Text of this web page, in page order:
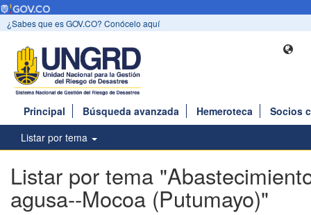
¿Sabes que es GOV.CO? Conócelo aquí
Principal Búsqueda avanzada Hemeroteca
Socios
Listar por tema
Listar por tema
agusa--Mocoa (Putumayo)"